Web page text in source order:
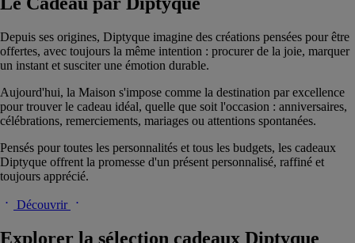
Depuis ses origines, Diptyque imagine des créations pensées pour être
offertes, avec toujours la même intention : procurer de la joie, marquer
un instant et susciter une émotion durable.
Aujourd'hui, la Maison s'impose comme la destination par excellence
pour trouver le cadeau idéal, quelle que soit l'occasion : anniversaires,
célébrations, remerciements, mariages ou attentions spontanées.
Pensés pour toutes les personnalités et tous les budgets, les cadeaux
Diptyque offrent la promesse d'un présent personnalisé, raffiné et
toujours apprécié.
Découvrir
Explorer la sélection cadeaux Diptyque